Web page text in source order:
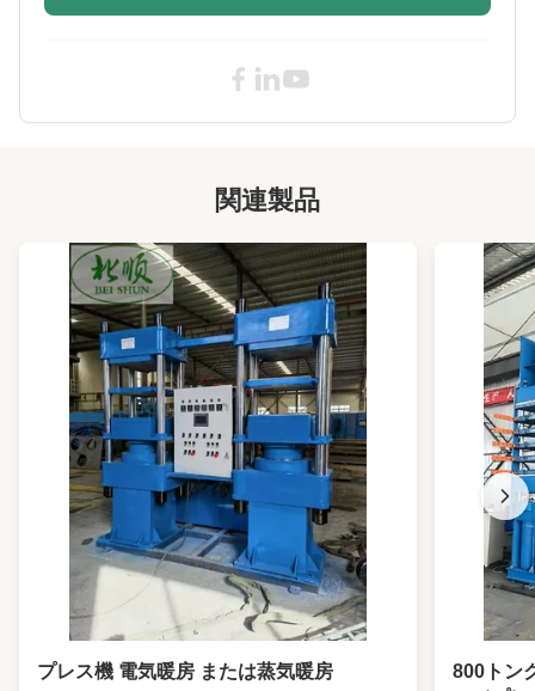
Rubber Vulcanizing Press Machine PLC
関連製品
プレス機 電気暖房 または蒸気暖房
800トン